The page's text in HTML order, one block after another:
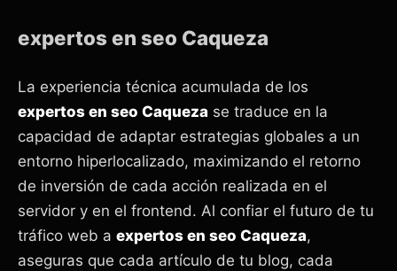
expertos en seo Caqueza
La experiencia técnica acumulada de los
expertos en seo Caqueza se traduce en la
capacidad de adaptar estrategias globales a un
entorno hiperlocalizado, maximizando el retorno
de inversión de cada acción realizada en el
servidor y en el frontend. Al confiar el futuro de tu
tráfico web a expertos en seo Caqueza,
aseguras que cada artículo de tu blog, cada